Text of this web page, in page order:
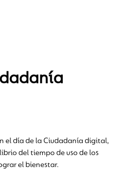
el día de la Ciudadanía digital,
del tiempo de uso de los
el bienestar.